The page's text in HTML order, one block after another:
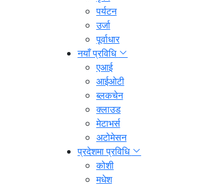
पर्यटन
उर्जा
पूर्वाधार
नयाँ प्रविधि
एआई
आईओटी
ब्लकचेन
क्लाउड
मेटाभर्स
अटोमेसन
प्रदेशमा प्रविधि
कोशी
मधेश